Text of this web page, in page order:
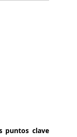
puntos clave